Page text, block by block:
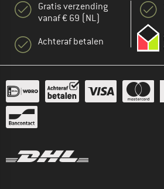
Gratis verzending
vanaf € 69 (NL)
Achteraf betalen